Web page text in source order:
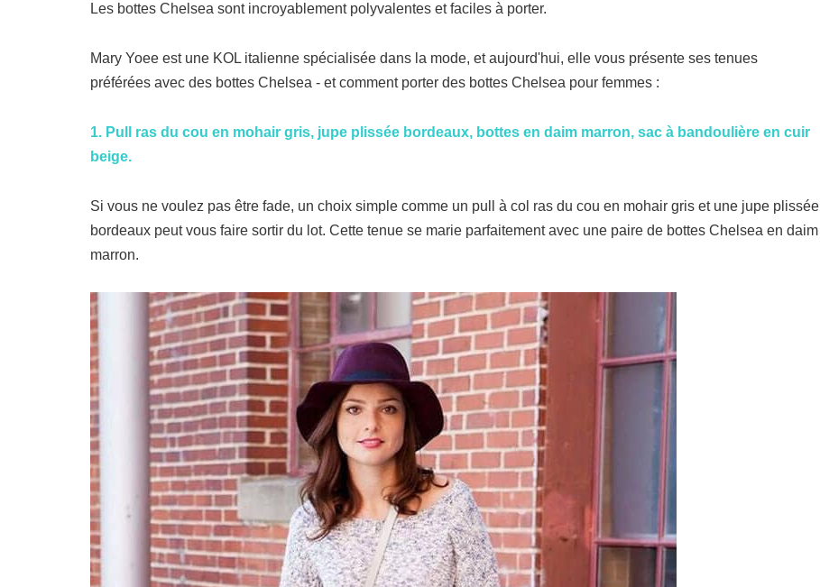
Les bottes Chelsea sont incroyablement polyvalentes et faciles à porter.
Mary Yoee est une KOL italienne spécialisée dans la mode, et aujourd'hui, elle vous présente ses tenues
préférées avec des bottes Chelsea - et comment porter des bottes Chelsea pour femmes :
1. Pull ras du cou en mohair gris, jupe plissée bordeaux, bottes en daim marron, sac à bandoulière en cuir
beige.
Si vous ne voulez pas être fade, un choix simple comme un pull à col ras du cou en mohair gris et une jupe plissée
bordeaux peut vous faire sortir du lot. Cette tenue se marie parfaitement avec une paire de bottes Chelsea en daim
marron.